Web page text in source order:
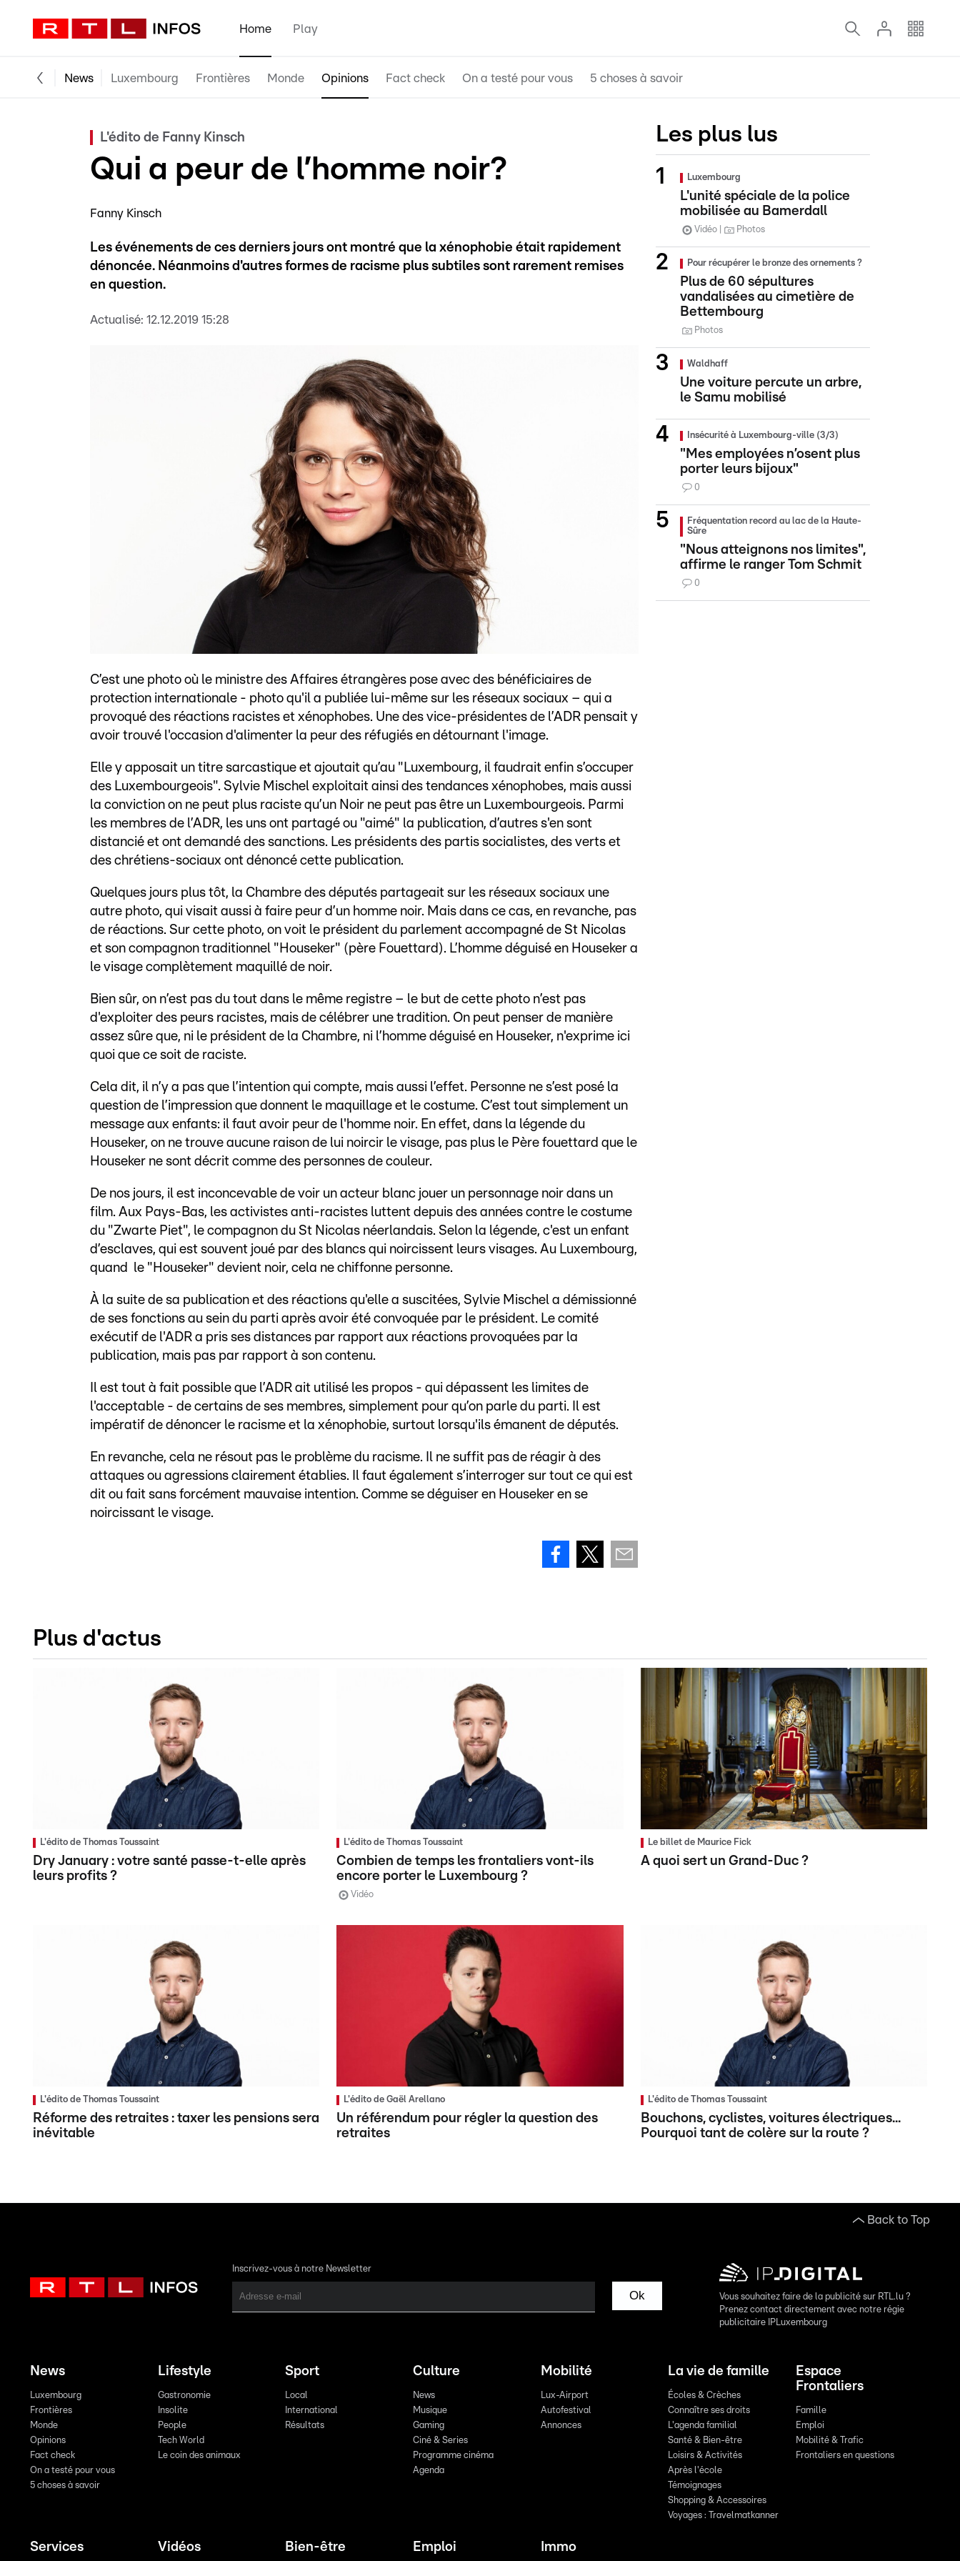
Home Play
News Luxembourg Frontières Monde Opinions Fact check On a testé pour vous 5 choses à savoir
L'édito de Fanny Kinsch
Qui a peur de l’homme noir?
Fanny Kinsch
Les événements de ces derniers jours ont montré que la xénophobie était rapidement
dénoncée. Néanmoins d'autres formes de racisme plus subtiles sont rarement remises
en question.
Actualisé: 12.12.2019 15:28
C’est une photo où le ministre des Affaires étrangères pose avec des bénéficiaires de
protection internationale - photo qu'il a publiée lui-même sur les réseaux sociaux – qui a
provoqué des réactions racistes et xénophobes. Une des vice-présidentes de l’ADR pensait y
avoir trouvé l'occasion d'alimenter la peur des réfugiés en détournant l'image.
Elle y apposait un titre sarcastique et ajoutait qu’au "Luxembourg, il faudrait enfin s’occuper
des Luxembourgeois". Sylvie Mischel exploitait ainsi des tendances xénophobes, mais aussi
la conviction on ne peut plus raciste qu’un Noir ne peut pas être un Luxembourgeois. Parmi
les membres de l’ADR, les uns ont partagé ou "aimé" la publication, d’autres s'en sont
distancié et ont demandé des sanctions. Les présidents des partis socialistes, des verts et
des chrétiens-sociaux ont dénoncé cette publication.
Quelques jours plus tôt, la Chambre des députés partageait sur les réseaux sociaux une
autre photo, qui visait aussi à faire peur d’un homme noir. Mais dans ce cas, en revanche, pas
de réactions. Sur cette photo, on voit le président du parlement accompagné de St Nicolas
et son compagnon traditionnel "Houseker" (père Fouettard). L’homme déguisé en Houseker a
le visage complètement maquillé de noir.
Bien sûr, on n’est pas du tout dans le même registre – le but de cette photo n’est pas
d'exploiter des peurs racistes, mais de célébrer une tradition. On peut penser de manière
assez sûre que, ni le président de la Chambre, ni l’homme déguisé en Houseker, n'exprime ici
quoi que ce soit de raciste.
Cela dit, il n’y a pas que l’intention qui compte, mais aussi l’effet. Personne ne s’est posé la
question de l’impression que donnent le maquillage et le costume. C’est tout simplement un
message aux enfants: il faut avoir peur de l'homme noir. En effet, dans la légende du
Houseker, on ne trouve aucune raison de lui noircir le visage, pas plus le Père fouettard que le
Houseker ne sont décrit comme des personnes de couleur.
De nos jours, il est inconcevable de voir un acteur blanc jouer un personnage noir dans un
film. Aux Pays-Bas, les activistes anti-racistes luttent depuis des années contre le costume
du "Zwarte Piet", le compagnon du St Nicolas néerlandais. Selon la légende, c'est un enfant
d’esclaves, qui est souvent joué par des blancs qui noircissent leurs visages. Au Luxembourg,
quand le "Houseker" devient noir, cela ne chiffonne personne.
À la suite de sa publication et des réactions qu'elle a suscitées, Sylvie Mischel a démissionné
de ses fonctions au sein du parti après avoir été convoquée par le président. Le comité
exécutif de l'ADR a pris ses distances par rapport aux réactions provoquées par la
publication, mais pas par rapport à son contenu.
Il est tout à fait possible que l’ADR ait utilisé les propos - qui dépassent les limites de
l'acceptable - de certains de ses membres, simplement pour qu’on parle du parti. Il est
impératif de dénoncer le racisme et la xénophobie, surtout lorsqu'ils émanent de députés.
En revanche, cela ne résout pas le problème du racisme. Il ne suffit pas de réagir à des
attaques ou agressions clairement établies. Il faut également s’interroger sur tout ce qui est
dit ou fait sans forcément mauvaise intention. Comme se déguiser en Houseker en se
noircissant le visage.
Les plus lus
Luxembourg
L'unité spéciale de la police
mobilisée au Bamerdall
Vidéo Photos
Pour récupérer le bronze des ornements ?
Plus de 60 sépultures
vandalisées au cimetière de
Bettembourg
Photos
Waldhaff
Une voiture percute un arbre,
le Samu mobilisé
Insécurité à Luxembourg-ville (3/3)
"Mes employées n’osent plus
porter leurs bijoux"
0
Fréquentation record au lac de la Haute-
Sûre
"Nous atteignons nos limites",
affirme le ranger Tom Schmit
0
Plus d'actus
L'édito de Thomas Toussaint
Dry January : votre santé passe-t-elle après
leurs profits ?
L'édito de Thomas Toussaint
Combien de temps les frontaliers vont-ils
encore porter le Luxembourg ?
Vidéo
Le billet de Maurice Fick
A quoi sert un Grand-Duc ?
L'édito de Thomas Toussaint
Réforme des retraites : taxer les pensions sera
inévitable
L'édito de Gaël Arellano
Un référendum pour régler la question des
retraites
L'édito de Thomas Toussaint
Bouchons, cyclistes, voitures électriques...
Pourquoi tant de colère sur la route ?
Back to Top
Inscrivez-vous à notre Newsletter
Ok
Vous souhaitez faire de la publicité sur RTL.lu ?
Prenez contact directement avec notre régie
publicitaire IPLuxembourg
News
Luxembourg
Frontières
Monde
Opinions
Fact check
On a testé pour vous
5 choses à savoir
Lifestyle
Gastronomie
Insolite
People
Tech World
Le coin des animaux
Sport
Local
International
Résultats
Culture
News
Musique
Gaming
Ciné & Series
Programme cinéma
Agenda
Mobilité
Lux-Airport
Autofestival
Annonces
La vie de famille
Écoles & Crèches
Connaître ses droits
L'agenda familial
Santé & Bien-être
Loisirs & Activités
Après l'école
Témoignages
Shopping & Accessoires
Voyages : Travelmatkanner
Espace
Frontaliers
Famille
Emploi
Mobilité & Trafic
Frontaliers en questions
Services Vidéos Bien-être Emploi Immo